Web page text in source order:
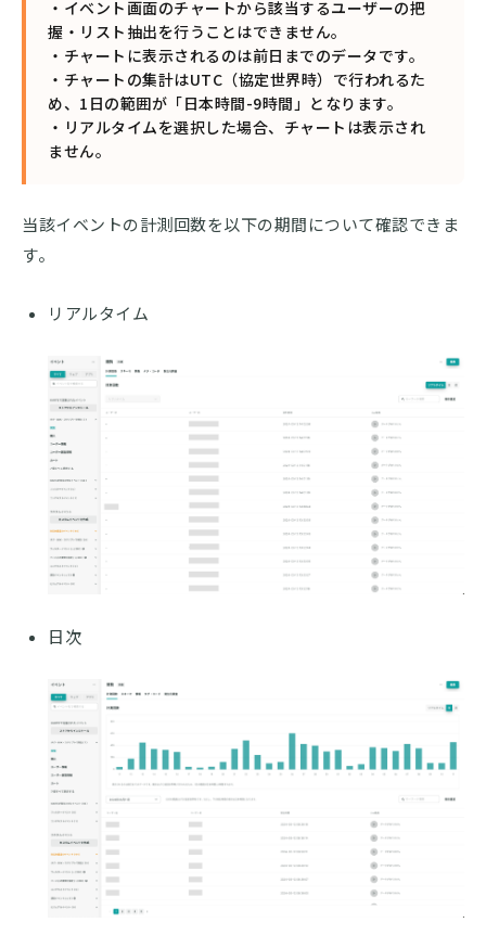
・イベント画面のチャートから該当するユーザーの把
握・リスト抽出を行うことはできません。
・チャートに表示されるのは前日までのデータです。
・チャートの集計はUTC（協定世界時）で行われるた
め、1日の範囲が「日本時間-9時間」となります。
・リアルタイムを選択した場合、チャートは表示され
ません。
当該イベントの計測回数を以下の期間について確認できま
す。
リアルタイム
日次